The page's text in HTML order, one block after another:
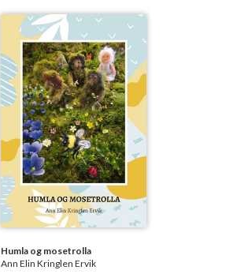
Humla og mosetrolla
Ann Elin Kringlen Ervik